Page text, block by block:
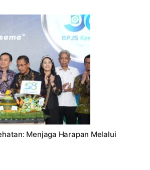
Menjaga Harapan Melalui